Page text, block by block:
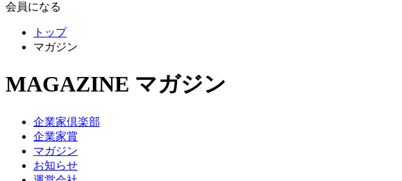
会員になる
トップ
マガジン
MAGAZINE マガジン
企業家倶楽部
企業家賞
マガジン
お知らせ